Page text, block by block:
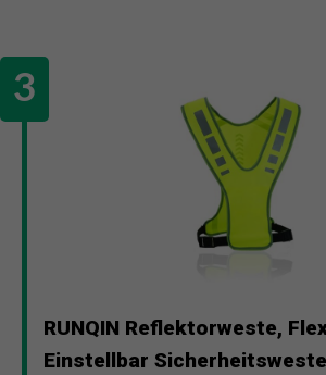
RUNQIN Reflektorweste,
Einstellbar